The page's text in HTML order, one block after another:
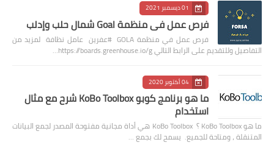
01 ديسمبر 2021
فرص عمل في منظمة Goal شمال حلب وإدلب
فرص عمل في منظمة GOLA #عفرين عامل نظافة لمزيد من
التفاصيل وللتقديم على الرابط التالي https://boards.greenhouse.io/g…
04 أكتوبر 2020
ما هو برنامج كوبو KoBo Toolbox شرح مع مثال
استخدام
ما هو KoBo Toolbox ؟ KoBo Toolbox هي أداة مجانية مفتوحة المصدر لجمع البيانات
المتنقلة ، ومتاحة للجميع. يسمح لك بجمع …